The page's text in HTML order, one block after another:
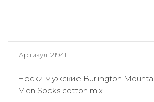
Артикул: 21941
Носки мужские Burlington
Men Socks cotton mix